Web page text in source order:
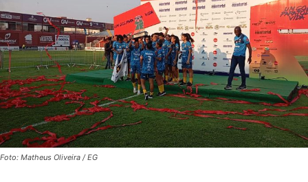
Foto: Matheus Oliveira / EG